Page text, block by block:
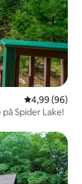
4,99 av 5 i
4,99 (96)
Spider Lake!